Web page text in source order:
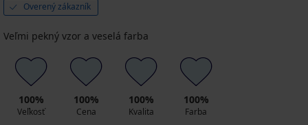
Overený zákazník
Veľmi pekný vzor a veselá farba
100%
Veľkosť
100%
Cena
100%
Kvalita
100%
Farba